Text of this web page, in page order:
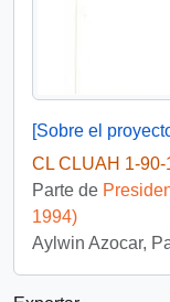
CL CLUAH 1-
Parte de
1994)
Aylwin Azocar,